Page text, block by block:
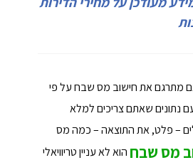
מתרגם את חישוב מס שבח על פי
נתונים שאתם צריכים למלא
– פלט, את התוצאה – כמה מס
מס שבח הוא לא עניין טריוויאלי